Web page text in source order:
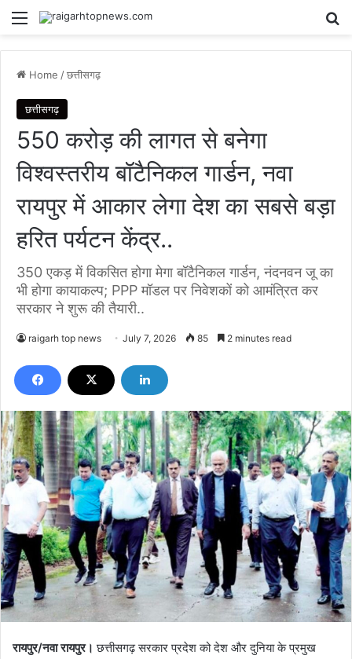
Menu
Home /छत्तीसगढ़
छत्तीसगढ़
550 करोड़ की लागत से बनेगा
विश्वस्तरीय बॉटैनिकल गार्डन, नवा
रायपुर में आकार लेगा देश का सबसे बड़ा
हरित पर्यटन केंद्र..
350 एकड़ में विकसित होगा मेगा बॉटैनिकल गार्डन, नंदनवन जू का
भी होगा कायाकल्प; PPP मॉडल पर निवेशकों को आमंत्रित कर
सरकार ने शुरू की तैयारी..
raigarh top news July 7, 2026 85 2 minutes read
रायपुर/नवा रायपुर। छत्तीसगढ़ सरकार प्रदेश को देश और दुनिया के प्रमुख